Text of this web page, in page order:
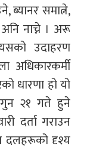
ब्यानर समात्ने,
नाच्ने । अरू
उदाहरण
अधिकारकर्मी
धारणा हो यो
२१ गते हुने
दर्ता गराउन
दलहरूको दृश्य